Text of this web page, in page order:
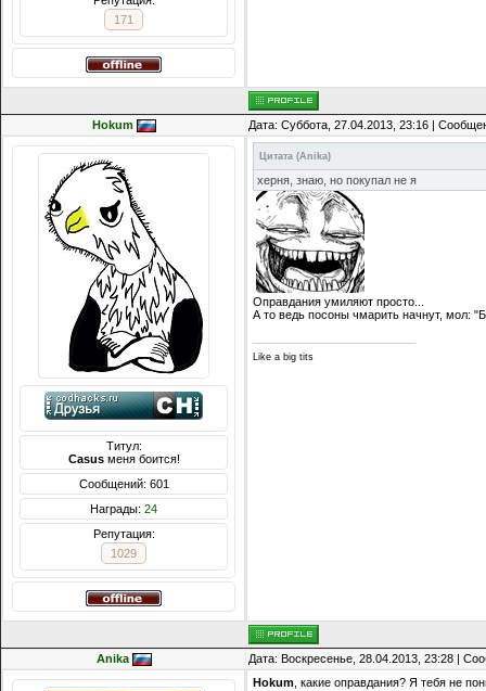
171
Hokum Дата: Суббота, 27.04.2013, 23:16 |
Титул:
Casusменя боится!
Сообщений: 601
Награды: 24
Репутация:
1029
Цитата (Anika)
херня, знаю, но покупал не я
Оправдания умиляют просто...
А то ведь посоны чмарить начнут, мол:
Like a big tits
Anika Дата: Воскресенье, 28.04.2013, 23:28 |
Hokum , какие оправдания? Я тебя не